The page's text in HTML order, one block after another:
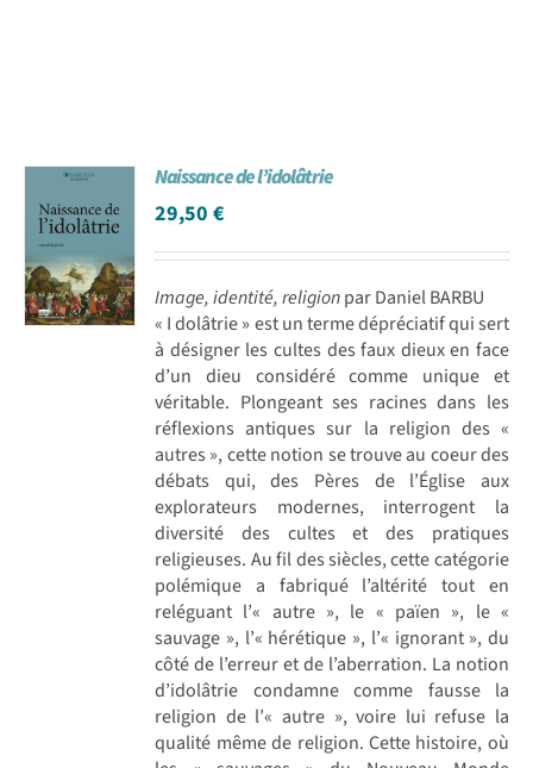
Naissance de l’idolâtrie
29,50€
Image, identité, religionpar Daniel BARBU
« I dolâtrie » est un terme dépréciatif qui sert
à désigner les cultes des faux dieux en face
d’un dieu considéré comme unique et
véritable. Plongeant ses racines dans les
réflexions antiques sur la religion des «
autres », cette notion se trouve au coeur des
débats qui, des Pères de l’Église aux
explorateurs modernes, interrogent la
diversité des cultes et des pratiques
religieuses. Au fil des siècles, cette catégorie
polémique a fabriqué l’altérité tout en
reléguant l’« autre », le « païen », le «
sauvage », l’« hérétique », l’« ignorant », du
côté de l’erreur et de l’aberration. La notion
d’idolâtrie condamne comme fausse la
religion de l’« autre », voire lui refuse la
qualité même de religion. Cette histoire, où